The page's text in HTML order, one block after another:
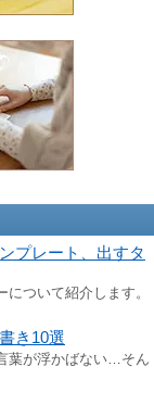
プレート、出すタ
ついて紹介します。
き10選
葉が浮かばない…そん